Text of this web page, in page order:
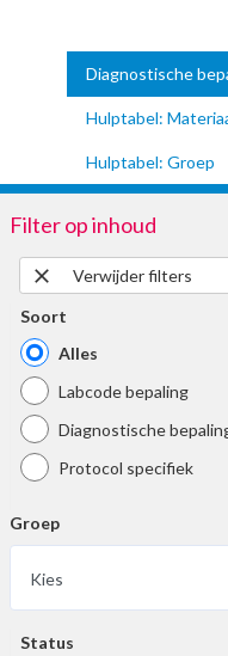
Diagnostische
Hulptabel:
Hulptabel: Groep
Filter op inhoud
close
Verwijder filters
Soort
Alles
Labcode bepaling
Diagnostische
Protocol specifiek
Groep
Kies
Status